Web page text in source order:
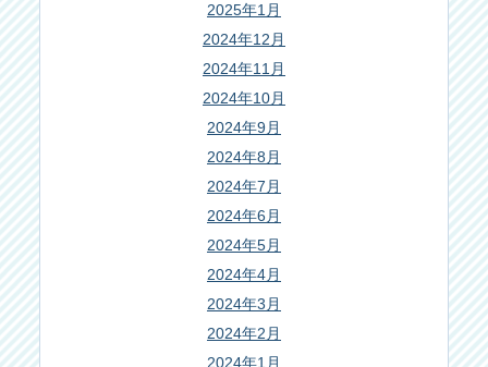
2025年1月
2024年12月
2024年11月
2024年10月
2024年9月
2024年8月
2024年7月
2024年6月
2024年5月
2024年4月
2024年3月
2024年2月
2024年1月